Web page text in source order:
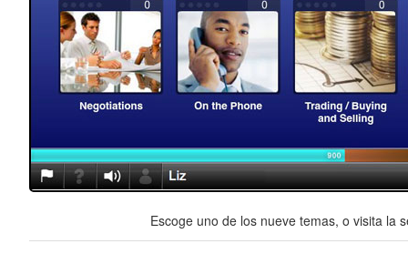
Escoge uno de los nueve temas, o visita la